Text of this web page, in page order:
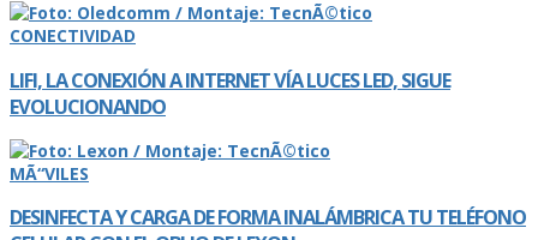
CONECTIVIDAD
LIFI, LA CONEXIÓN A INTERNET VÍ­A LUCES LED, SIGUE
EVOLUCIONANDO
MÃ“VILES
DESINFECTA Y CARGA DE FORMA INALÁMBRICA TU TELÉFONO